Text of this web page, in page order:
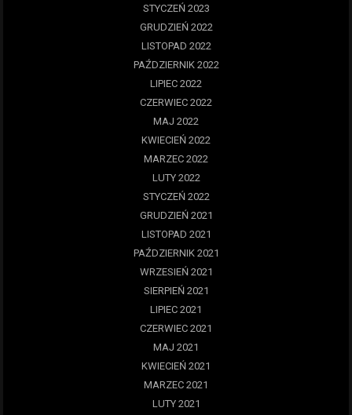
STYCZEŃ 2023
GRUDZIEŃ 2022
LISTOPAD 2022
PAŹDZIERNIK 2022
LIPIEC 2022
CZERWIEC 2022
MAJ 2022
KWIECIEŃ 2022
MARZEC 2022
LUTY 2022
STYCZEŃ 2022
GRUDZIEŃ 2021
LISTOPAD 2021
PAŹDZIERNIK 2021
WRZESIEŃ 2021
SIERPIEŃ 2021
LIPIEC 2021
CZERWIEC 2021
MAJ 2021
KWIECIEŃ 2021
MARZEC 2021
LUTY 2021